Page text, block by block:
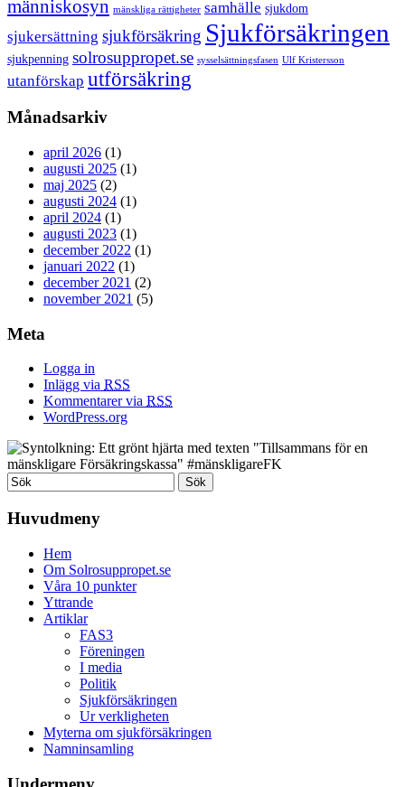
människosyn mänskliga rättigheter samhälle sjukdom
sjukersättning sjukförsäkring Sjukförsäkringen
sjukpenning solrosuppropet.se sysselsättningsfasen Ulf Kristersson
utanförskap utförsäkring
Månadsarkiv
april 2026 (1)
augusti 2025 (1)
maj 2025 (2)
augusti 2024 (1)
april 2024 (1)
augusti 2023 (1)
december 2022 (1)
januari 2022 (1)
december 2021 (2)
november 2021 (5)
Meta
Logga in
Inlägg via RSS
Kommentarer via RSS
WordPress.org
Huvudmeny
Hem
Om Solrosuppropet.se
Våra 10 punkter
Yttrande
Artiklar
FAS3
Föreningen
I media
Politik
Sjukförsäkringen
Ur verkligheten
Myterna om sjukförsäkringen
Namninsamling